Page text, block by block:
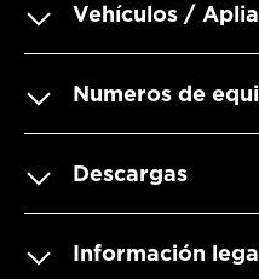
Vehículos /
Numeros de
Descargas
Información